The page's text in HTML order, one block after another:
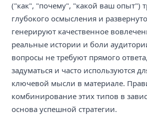
("как", "почему", "какой ваш опыт")
глубокого осмысления и
генерируют качественное
реальные истории и боли
вопросы не требуют прямого
задуматься и часто используются
ключевой мысли в материале.
комбинирование этих типов в
основа успешной стратегии.